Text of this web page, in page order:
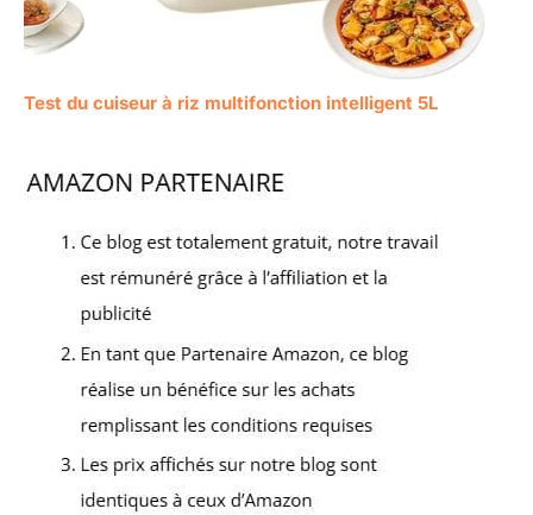
Test du cuiseur à riz multifonction intelligent 5L